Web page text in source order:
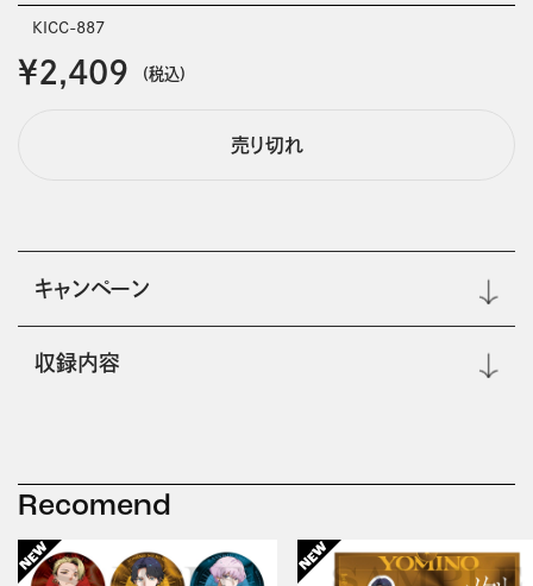
KICC-887
￥2,409 (税込)
売り切れ
キャンペーン
収録内容
Recomend